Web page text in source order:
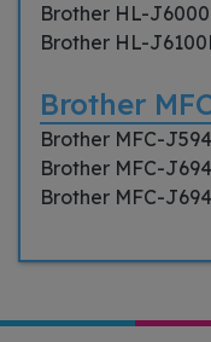
Brother HL-
Brother HL-
Brother
Brother MFC-
Brother MFC-
Brother MFC-